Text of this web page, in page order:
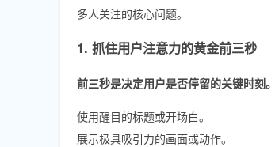
多人关注的核心问题。
1. 抓住用户注意力的黄金前三秒
前三秒是决定用户是否停留的关键时刻。
使用醒目的标题或开场白。
展示极具吸引力的画面或动作。